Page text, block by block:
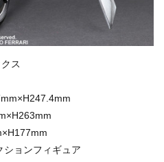
ス
ションフィギュア